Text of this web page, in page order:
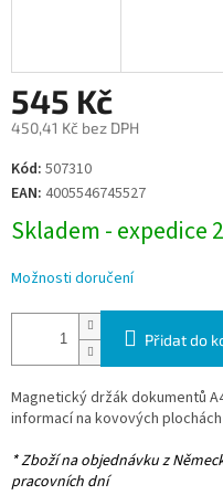
545 Kč
450,41 Kč bez DPH
Měrná
cena:
Kód: 507310
EAN: 4005546745527
Skladem - expedice
Možnosti doručení
Přidat do
Magnetický držák dokumentů
informací na kovových
* Zboží na objednávku z
pracovních dní